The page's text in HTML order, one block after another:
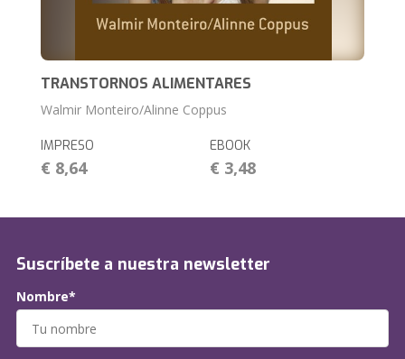
TRANSTORNOS ALIMENTARES
Walmir Monteiro/Alinne Coppus
IMPRESO
€ 8,64
EBOOK
€ 3,48
Suscríbete a nuestra newsletter
Nombre*